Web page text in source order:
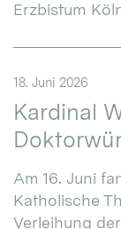
Erzbistum
Kardinal
18. Juni 2026
Am 16. Juni
Katholische
Verleihung